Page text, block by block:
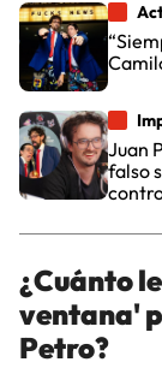
Juan
falso
¿Cuánto
ventana'
Petro?